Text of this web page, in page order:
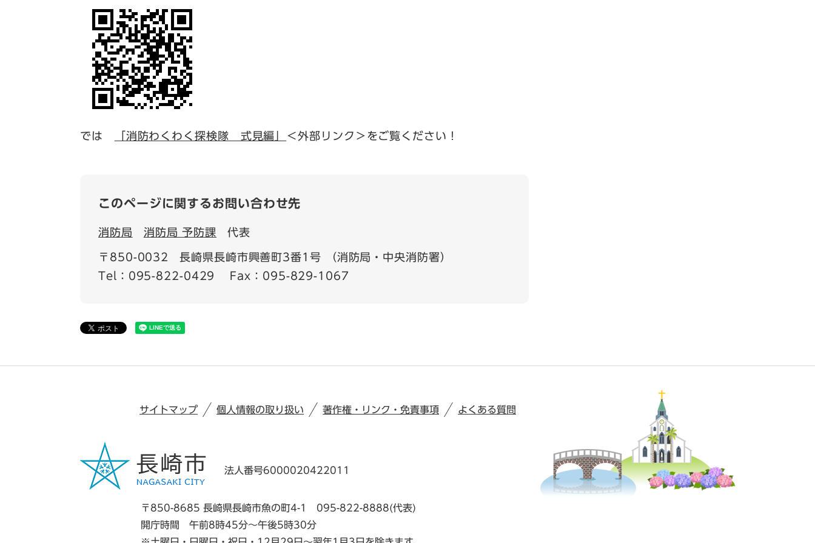
では 「消防わくわく探検隊 式見編」 ＜外部リンク＞ をご覧ください！
このページに関するお問い合わせ先
消防局 消防局 予防課 代表
〒850-0032
長崎県長崎市興善町3番1号 （消防局・中央消防署）
Tel：095-822-0429
Fax：095-829-1067
サイトマップ 個人情報の取り扱い 著作権・リンク・免責事項 よくある質問
法人番号6000020422011
〒850-8685 長崎県長崎市魚の町4-1
095-822-8888(代表)
開庁時間 午前8時45分～午後5時30分